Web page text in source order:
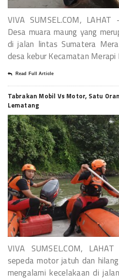
VIVA SUMSEL.COM,
Desa muara maung yang
di jalan lintas Sumatera
desa kebur Kecamatan
Read Full Article
Tabrakan Mobil Vs Motor, Satu
Lematang
VIVA SUMSEL.COM,
sepeda motor jatuh dan
mengalami kecelakaan di